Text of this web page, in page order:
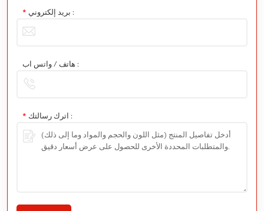
* بريد إلكتروني :
هاتف / واتس اب :
* اترك رسالتك :